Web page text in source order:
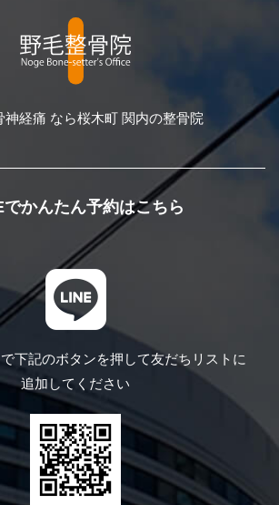
神経痛 なら桜木町 関内の整骨院
でかんたん予約はこちら
下記のボタンを押して友だちリストに
追加してください